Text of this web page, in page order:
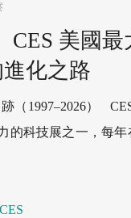
CES 美國
化之路
（1997–2026） CES
的科技展之一，每
CES